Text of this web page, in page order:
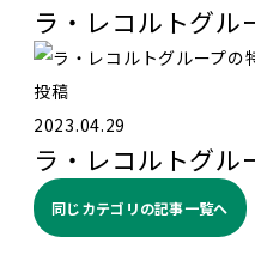
ラ・レコルトグル
投稿
2023.04.29
ラ・レコルトグ
同じカテゴリの記事⼀覧へ